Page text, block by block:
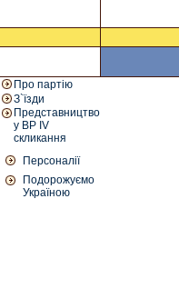
Про партію
З`їзди
Представництво
у ВР IV
скликання
Персоналії
Подорожуємо
Україною